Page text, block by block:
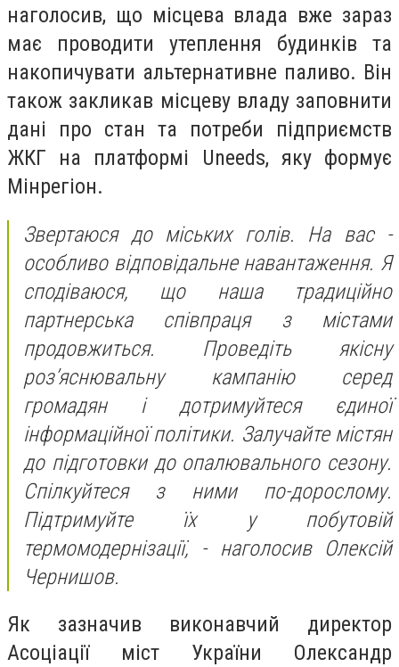
наголосив, що місцева влада вже зараз
має проводити утеплення будинків та
накопичувати альтернативне паливо. Він
також закликав місцеву владу заповнити
дані про стан та потреби підприємств
ЖКГ на платформі Uneeds, яку формує
Мінрегіон.
Звертаюся до міських голів. На вас -
особливо відповідальне навантаження. Я
сподіваюся, що наша традиційно
партнерська співпраця з містами
продовжиться. Проведіть якісну
роз’яснювальну кампанію серед
громадян і дотримуйтеся єдиної
інформаційної політики. Залучайте містян
до підготовки до опалювального сезону.
Спілкуйтеся з ними по-дорослому.
Підтримуйте їх у побутовій
термомодернізації, - наголосив Олексій
Чернишов.
Як зазначив виконавчий директор
Асоціації міст України Олександр